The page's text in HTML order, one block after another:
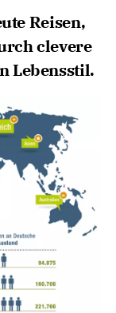
Reisen,
clevere
Lebensstil.